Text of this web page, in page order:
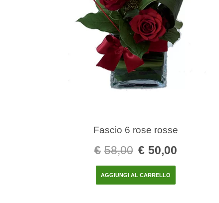
Fascio 6 rose rosse
€ 58,00 € 50,00
AGGIUNGI AL CARRELLO